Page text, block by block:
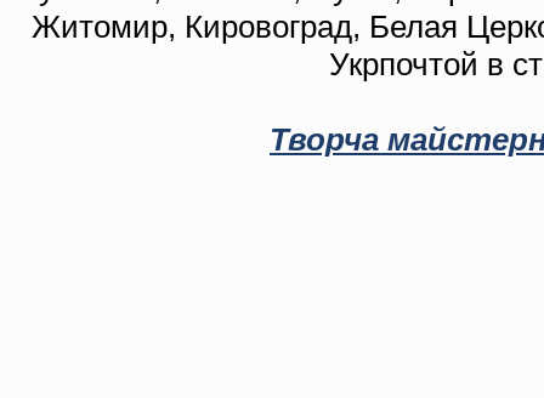
Житомир, Кировоград, Белая
Укрпочтой в
Творча